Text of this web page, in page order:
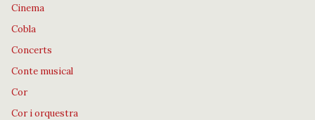
Cinema
Cobla
Concerts
Conte musical
Cor
Cor i orquestra